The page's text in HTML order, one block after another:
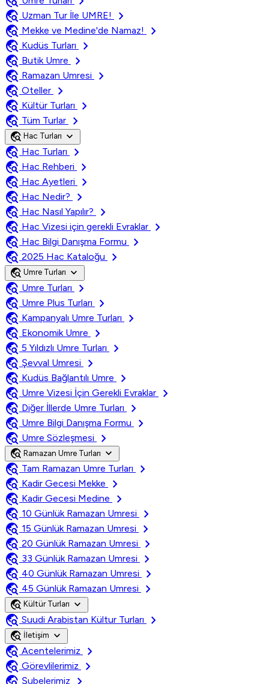
travel_explore Uzman Tur İle UMRE!
chevron_right
travel_explore Mekke ve Medine'de Namaz!
chevron_right
travel_explore Kudüs Turları
chevron_right
travel_explore Butik Umre
chevron_right
travel_explore Ramazan Umresi
chevron_right
travel_explore Oteller
chevron_right
travel_explore Kültür Turları
chevron_right
travel_explore Tüm Turlar chevron_right
travel_explore Hac Turları expand_more
travel_explore Hac Turları
chevron_right
travel_explore Hac Rehberi
chevron_right
travel_explore Hac Ayetleri
chevron_right
travel_explore Hac Nedir?
chevron_right
travel_explore Hac Nasıl Yapılır?
chevron_right
travel_explore Hac Vizesi için gerekli Evraklar
chevron_right
travel_explore Hac Bilgi Danışma Formu
chevron_right
travel_explore 2025 Hac Kataloğu chevron_right
travel_explore Umre Turları expand_more
travel_explore Umre Turları
chevron_right
travel_explore Umre Plus Turları
chevron_right
travel_explore Kampanyalı Umre Turları
chevron_right
travel_explore Ekonomik Umre
chevron_right
travel_explore 5 Yıldızlı Umre Turları
chevron_right
travel_explore Şevval Umresi
chevron_right
travel_explore Kudüs Bağlantılı Umre
chevron_right
travel_explore Umre Vizesi İçin Gerekli Evraklar
chevron_right
travel_explore Diğer İllerde Umre Turları
chevron_right
travel_explore Umre Bilgi Danışma Formu
chevron_right
travel_explore Umre Sözleşmesi chevron_right
travel_explore Ramazan Umre Turları expand_more
travel_explore Tam Ramazan Umre Turları
chevron_right
travel_explore Kadir Gecesi Mekke
chevron_right
travel_explore Kadir Gecesi Medine
chevron_right
travel_explore 10 Günlük Ramazan Umresi
chevron_right
travel_explore 15 Günlük Ramazan Umresi
chevron_right
travel_explore 20 Günlük Ramazan Umresi
chevron_right
travel_explore 33 Günlük Ramazan Umresi
chevron_right
travel_explore 40 Günlük Ramazan Umresi
chevron_right
travel_explore 45 Günlük Ramazan Umresi chevron_right
travel_explore Kültür Turları expand_more
travel_explore Suudi Arabistan Kültur Turları chevron_right
travel_explore İletişim expand_more
travel_explore Acentelerimiz
chevron_right
travel_explore Görevlilerimiz
chevron_right
Şubelerimiz